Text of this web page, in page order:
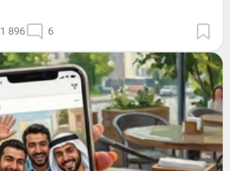
1 896 6